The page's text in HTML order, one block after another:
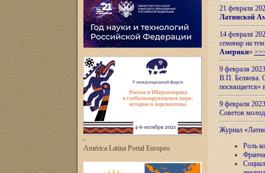
-
América Latina Portal Europeo
21 февраля
Латинской
14 февраля
семинар на
Америки»
9 февраля
В.П. Беляева.
посвящается»
9 февраля
Советов
Журнал
Роль